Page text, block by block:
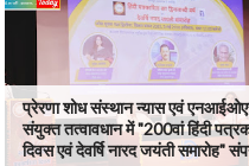
प्रेरणा शोध संस्थान न्यास एवं
संयुक्त तत्वावधान में "200वां हिंदी
दिवस एवं देवर्षि नारद जयंती समारोह"